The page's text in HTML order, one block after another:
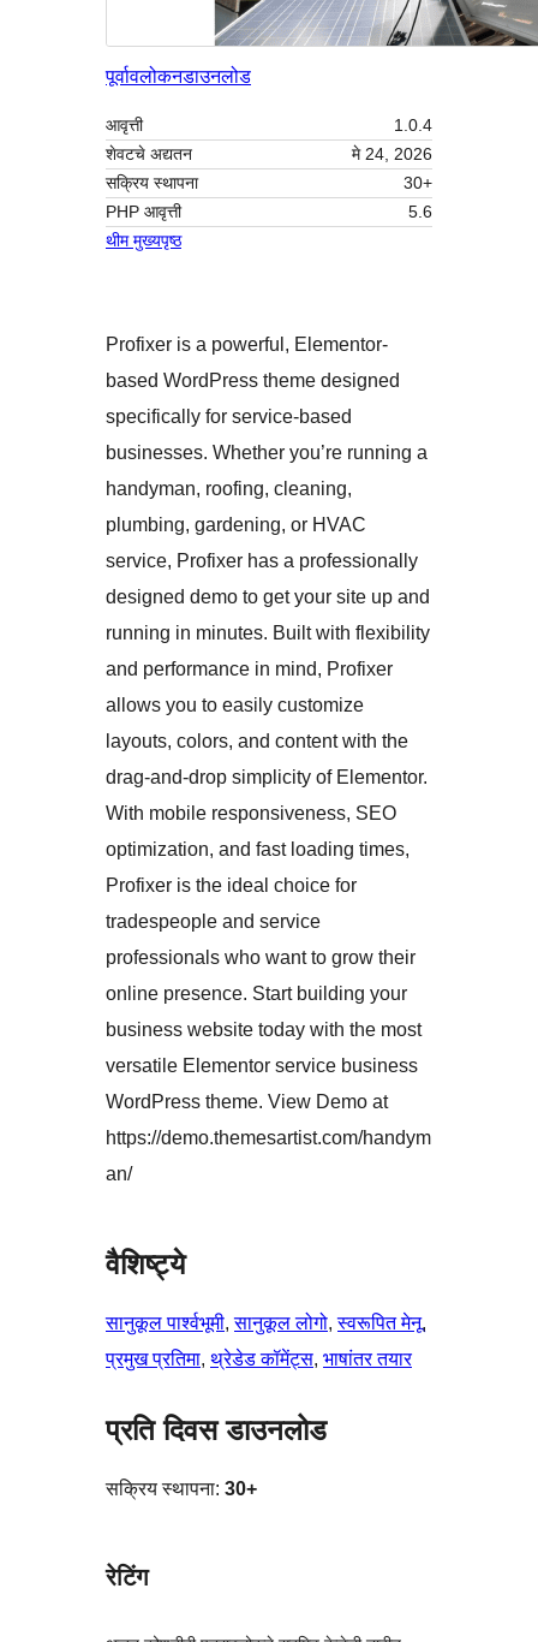
पूर्वावलोकनडाउनलोड
आवृत्ती
1.0.4
शेवटचे अद्यतन
मे 24, 2026
सक्रिय स्थापना
30+
PHP आवृत्ती
5.6
थीम मुख्यपृष्ठ
Profixer is a powerful, Elementor-
based WordPress theme designed
specifically for service-based
businesses. Whether you’re running a
handyman, roofing, cleaning,
plumbing, gardening, or HVAC
service, Profixer has a professionally
designed demo to get your site up and
running in minutes. Built with flexibility
and performance in mind, Profixer
allows you to easily customize
layouts, colors, and content with the
drag-and-drop simplicity of Elementor.
With mobile responsiveness, SEO
optimization, and fast loading times,
Profixer is the ideal choice for
tradespeople and service
professionals who want to grow their
online presence. Start building your
business website today with the most
versatile Elementor service business
WordPress theme. View Demo at
https://demo.themesartist.com/handym
an/
वैशिष्ट्ये
सानुकूल पार्श्वभूमी, सानुकूल लोगो, स्वरूपित मेनू
प्रमुख प्रतिमा, थ्रेडेड कॉमेंट्स, भाषांतर तयार
प्रति दिवस डाउनलोड
सक्रिय स्थापना: 30+
रेटिंग